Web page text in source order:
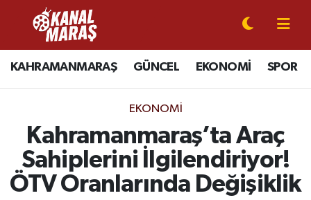
KAHRAMANMARAŞ GÜNCEL EKONOMİ SPOR
EKONOMI
Kahramanmaraş’ta Araç
Sahiplerini İlgilendiriyor!
ÖTV Oranlarında Değişiklik
CANLI YAYIN
KAHRAMANMARAŞ
SPOR
SİYASET
Kahramanmaraş Nöbetçi Eczaneler
Kahramanmaraş Hava Durumu
Kahramanmaraş Trafik Yoğunluk Haritası
Süper Lig Puan Durumu ve Fikstür